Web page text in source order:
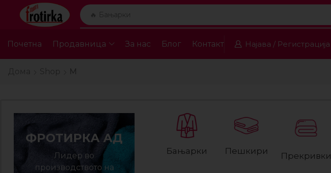
🔥 Бањарки
Почетна Продавница За нас Блог Контакт Најава / Регистрација
ФРОТИРКА АД
Лидер во
производството на
Бањарки Пешкири
Прекривки